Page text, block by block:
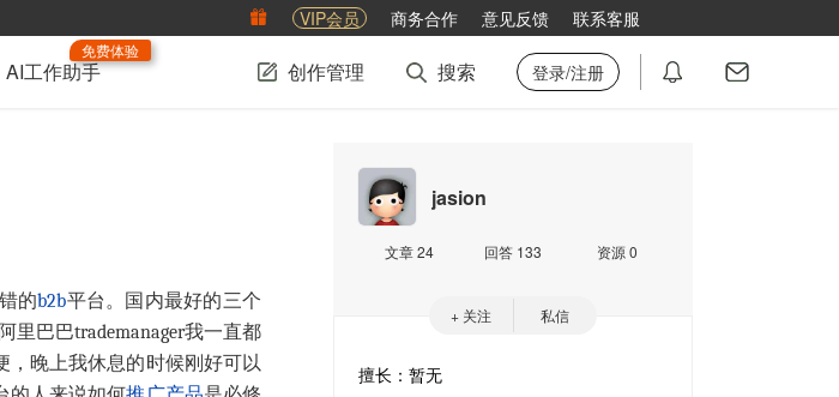
VIP会员 商务合作 意见反馈 联系客服
AI工作助手
免费体验
创作管理 搜索 登录/注册
的b2b平台。国内最好的三个
里巴巴trademanager我一直都
，晚上我休息的时候刚好可以
jasion
文章 24 回答 133 资源 0
+ 关注 私信
擅长：暂无